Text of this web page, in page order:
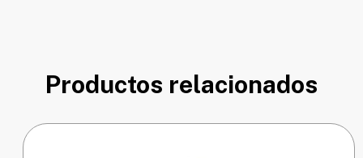
Productos relacionados